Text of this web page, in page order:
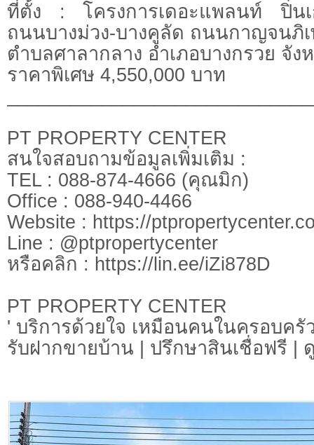
ที่ตั้ง : โครงการเดอะแพลนท์ ปิ่นเ
ถนนบางม่วง-บางคูลัด ถนนกาญจนภิ
ตำบลศาลากลาง อำเภอบางกรวย จั
ราคาพิเศษ 4,550,000 บาท
PT PROPERTY CENTER
สนใจสอบถามข้อมูลเพิ่มเติม :
TEL : 088-874-4666 (คุณมิก)
Office : 088-940-4466
Website : https://
Line : @ptpropertycenter
หรือคลิก : https://lin.ee/iZi878D
PT PROPERTY CENTER
' บริการด้วยใจ เหมือนคนในครอบครั
รับฝากขายบ้าน | ปรึกษาสินเชื่อฟรี |